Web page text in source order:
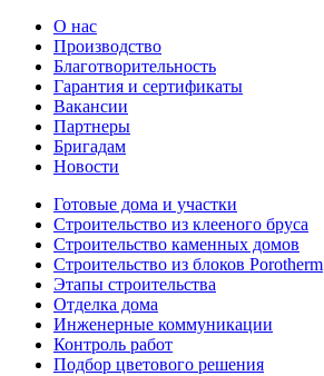
О нас
Производство
Благотворительность
Гарантия и сертификаты
Вакансии
Партнеры
Бригадам
Новости
Готовые дома и участки
Строительство из клееного бруса
Строительство каменных домов
Строительство из блоков Porotherm
Этапы строительства
Отделка дома
Инженерные коммуникации
Контроль работ
Подбор цветового решения